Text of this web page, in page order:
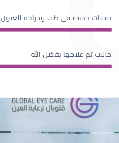
تقنيات حديثة في طب وجراحة العيون
حالات تم علاجها بفضل الله